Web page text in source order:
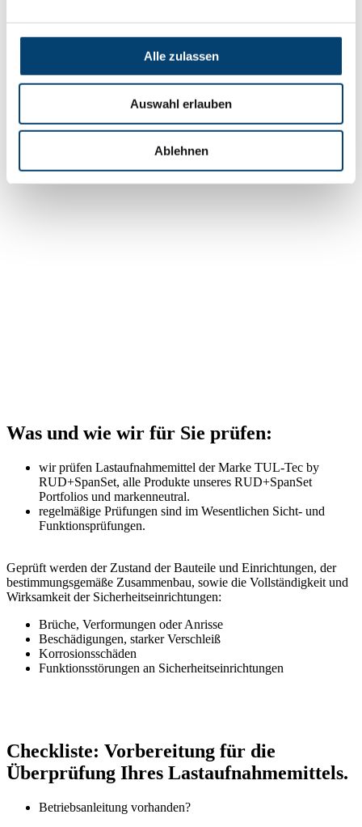
Alle zulassen
Auswahl erlauben
Ablehnen
Was und wie wir für Sie prüfen:
wir prüfen Lastaufnahmemittel der Marke TUL-Tec by
RUD+SpanSet, alle Produkte unseres RUD+SpanSet
Portfolios und markenneutral.
regelmäßige Prüfungen sind im Wesentlichen Sicht- und
Funktionsprüfungen.
Geprüft werden der Zustand der Bauteile und Einrichtungen, der
bestimmungsgemäße Zusammenbau, sowie die Vollständigkeit und
Wirksamkeit der Sicherheitseinrichtungen:
Brüche, Verformungen oder Anrisse
Beschädigungen, starker Verschleiß
Korrosionsschäden
Funktionsstörungen an Sicherheitseinrichtungen
Checkliste: Vorbereitung für die
Überprüfung Ihres Lastaufnahmemittels.
Betriebsanleitung vorhanden?